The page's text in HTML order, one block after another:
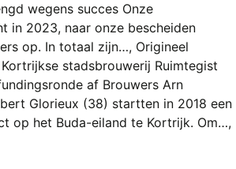
INLOGGEN
REGISTREREN
ADVERTEREN
MELDPUNT
wegens succes Onze
in 2023, naar onze bescheiden
op. In totaal zijn…, Origineel
stadsbrouwerij Ruimtegist
af Brouwers Arn
Glorieux (38) startten in 2018 een
op het Buda-eiland te Kortrijk. Om…,